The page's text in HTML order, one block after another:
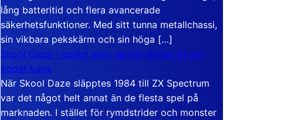
lång batteritid och flera avancerade
säkerhetsfunktioner. Med sitt tunna metallchassi,
sin vikbara pekskärm och sin höga […]
Skool Daze – spelet som gjorde skolan till ett
öppet kaos
När Skool Daze släpptes 1984 till ZX Spectrum
var det något helt annat än de flesta spel på
marknaden. I stället för rymdstrider och monster